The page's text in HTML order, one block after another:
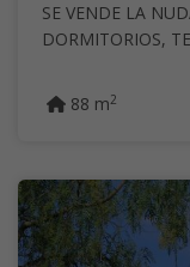
SE VENDE LA
DORMITORIOS,
88 m2